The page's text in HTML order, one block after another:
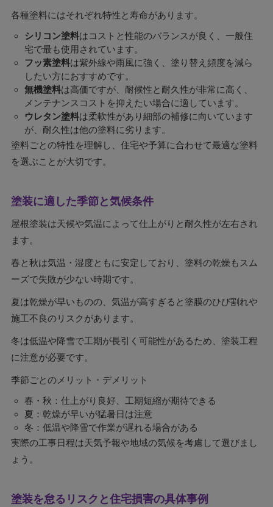
各種塗料にはそれぞれ特性と寿命があります。
シリコン塗料はコストと性能のバランスが良く、一般住
宅で最も使用されています。
フッ素塗料は紫外線や雨風に強く、塗り替え頻度を減ら
したい方におすすめです。
無機塗料は高価ですが、耐候性と耐久性が非常に高く、
メンテナンスコストを抑えたい場合に適しています。
ウレタン塗料は柔軟性があり細部の補修に向いています
が、耐久性は他の塗料に劣ります。
塗料ごとの特性を理解し、住宅や予算に合わせて最適な塗料
を選ぶことが大切です。
塗装に適した季節と気候条件
屋根塗装は天候や気温によって仕上がりと耐久性が左右され
ます。
春と秋は気温・湿度ともに安定しており、塗料の乾燥もスム
ーズで失敗が少ない時期です。
夏は乾燥が早いものの、気温が高すぎると塗膜のひび割れや
施工不良のリスクがあります。
冬は低温や降雪で工期が長引く可能性があるため、塗装工程
に注意が必要です。
季節ごとのメリット・デメリット
春・秋：仕上がり良好、工期短縮が期待できる
夏：乾燥が早いが猛暑日は注意
冬：低温や降雪で作業が遅れる場合がある
実際の工事日程は天気予報や地域の気候を考慮して選びまし
ょう。
塗装を怠るリスクと住宅損害の具体事例